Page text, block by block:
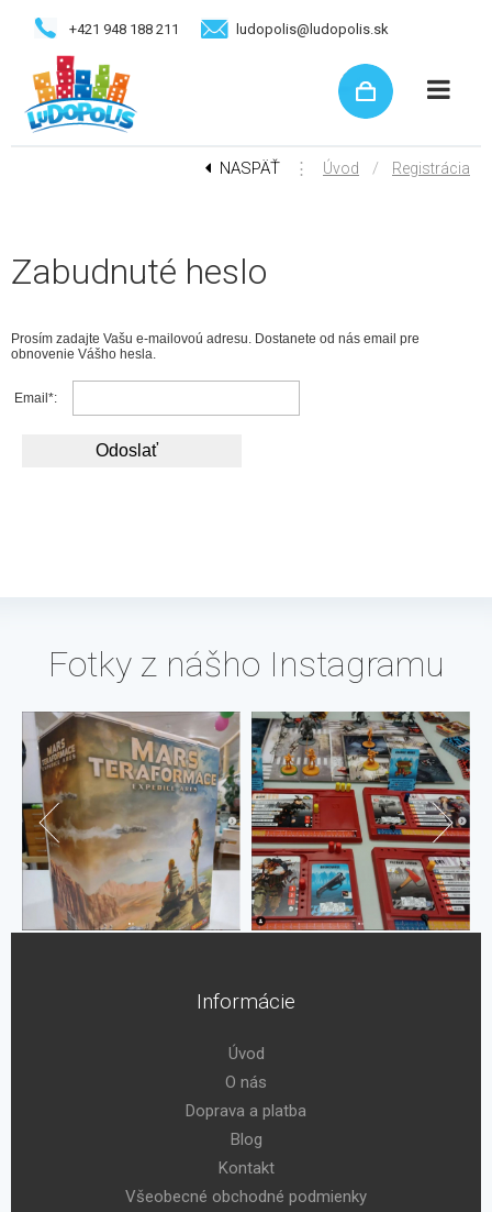
+421 948 188 211 ludopolis@ludopolis.sk
NASPÄŤ ⋮ Úvod / Registrácia
Zabudnuté heslo
Prosím zadajte Vašu e-mailovoú adresu. Dostanete od nás email pre
obnovenie Vášho hesla.
Email*:
Fotky z nášho Instagramu
Informácie
Úvod
O nás
Doprava a platba
Blog
Kontakt
Všeobecné obchodné podmienky